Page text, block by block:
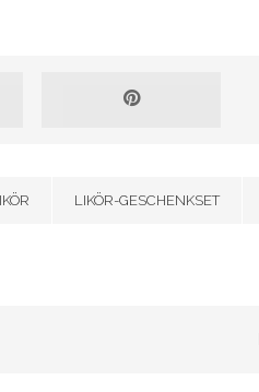
LIKÖR-GESCHENKSET